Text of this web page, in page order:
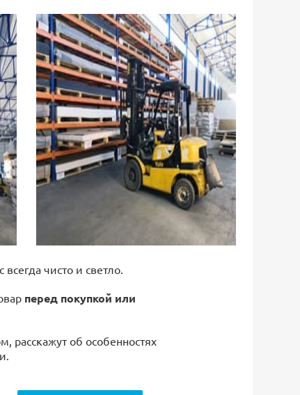
всегда чисто и светло.
перед покупкой или
расскажут об особенностях